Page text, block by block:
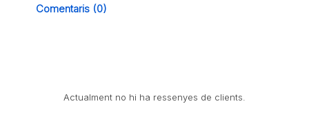
Comentaris (0)
Actualment no hi ha ressenyes de clients.